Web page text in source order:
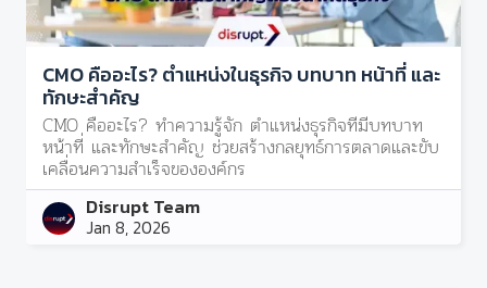
CMO คืออะไร? ตำแหน่งในธุรกิจ บทบาท หน้าที่ และ
ทักษะสำคัญ
CMO คืออะไร? ทำความรู้จัก ตำแหน่งธุรกิจที่มีบทบาท
หน้าที่ และทักษะสำคัญ ช่วยสร้างกลยุทธ์การตลาดและขับ
เคลื่อนความสำเร็จขององค์กร
Disrupt Team
Jan 8, 2026